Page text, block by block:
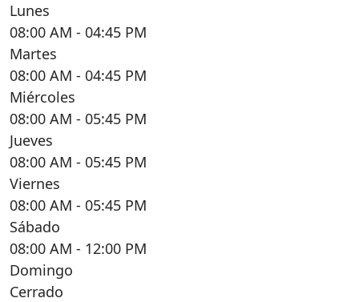
Lunes
08:00 AM - 04:45 PM
Martes
08:00 AM - 04:45 PM
Miércoles
08:00 AM - 05:45 PM
Jueves
08:00 AM - 05:45 PM
Viernes
08:00 AM - 05:45 PM
Sábado
08:00 AM - 12:00 PM
Domingo
Cerrado